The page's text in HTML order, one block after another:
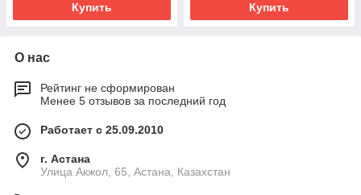
Купить Купить
О нас
Рейтинг не сформирован
Менее 5 отзывов за последний год
Работает с 25.09.2010
г. Астана
Улица Акжол, 65, Астана, Казахстан